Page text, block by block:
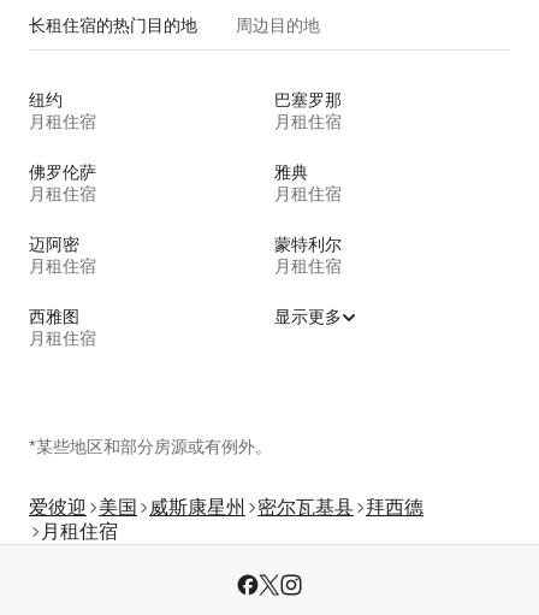
长租住宿的热门目的地 周边目的地
纽约
月租住宿
巴塞罗那
月租住宿
佛罗伦萨
月租住宿
雅典
月租住宿
迈阿密
月租住宿
蒙特利尔
月租住宿
西雅图
月租住宿
显示更多
*某些地区和部分房源或有例外。
爱彼迎 美国 威斯康星州 密尔瓦基县 拜西德
月租住宿